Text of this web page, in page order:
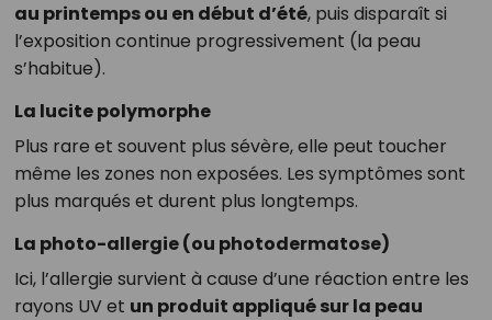
au printemps ou en début d’été, puis disparaît si
l’exposition continue progressivement (la peau
s’habitue).
La lucite polymorphe
Plus rare et souvent plus sévère, elle peut toucher
même les zones non exposées. Les symptômes sont
plus marqués et durent plus longtemps.
La photo-allergie (ou photodermatose)
Ici, l’allergie survient à cause d’une réaction entre les
rayons UV et un produit appliqué sur la peau